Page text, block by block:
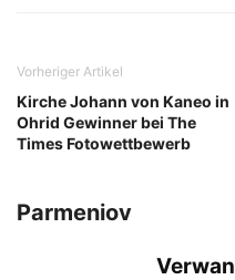
Vorheriger Artikel
Kirche Johann von Kaneo in
Ohrid Gewinner bei The
Times Fotowettbewerb
Parmeniov